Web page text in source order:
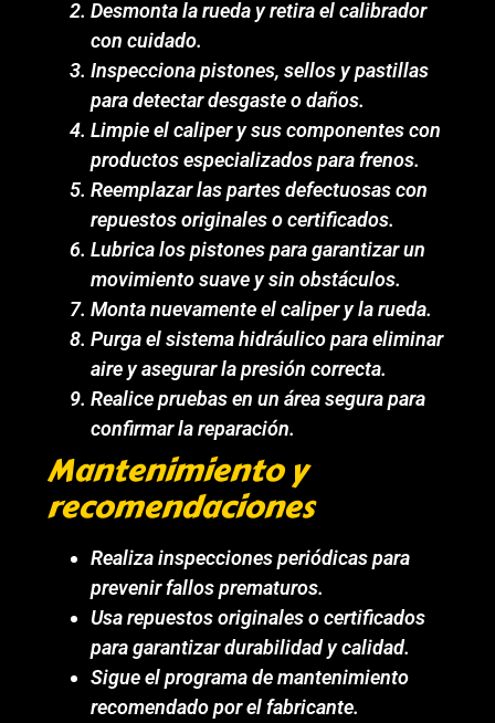
Desmonta la rueda y retira el calibrador
con cuidado.
Inspecciona pistones, sellos y pastillas
para detectar desgaste o daños.
Limpie el caliper y sus componentes con
productos especializados para frenos.
Reemplazar las partes defectuosas con
repuestos originales o certificados.
Lubrica los pistones para garantizar un
movimiento suave y sin obstáculos.
Monta nuevamente el caliper y la rueda.
Purga el sistema hidráulico para eliminar
aire y asegurar la presión correcta.
Realice pruebas en un área segura para
confirmar la reparación.
Mantenimiento y
recomendaciones
Realiza inspecciones periódicas para
prevenir fallos prematuros.
Usa repuestos originales o certificados
para garantizar durabilidad y calidad.
Sigue el programa de mantenimiento
recomendado por el fabricante.